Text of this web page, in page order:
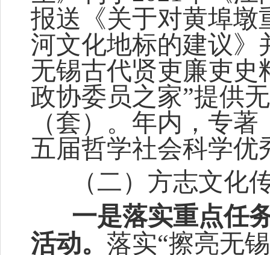
报送《关于对黄埠墩
河文化地标的建议》
无锡古代贤吏廉吏史
政协委员之家”提供
（套）。 年内，专著
五届哲学社会科学优
（二） 方志文化
一是落实重点任
活动。 落实“擦亮无